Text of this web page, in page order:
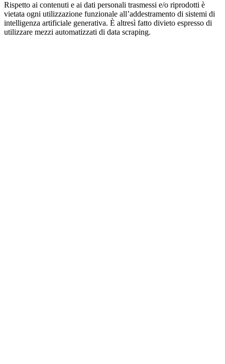
Rispetto ai contenuti e ai dati personali trasmessi e/o riprodotti è
vietata ogni utilizzazione funzionale all’addestramento di sistemi di
intelligenza artificiale generativa. È altresì fatto divieto espresso di
utilizzare mezzi automatizzati di data scraping.